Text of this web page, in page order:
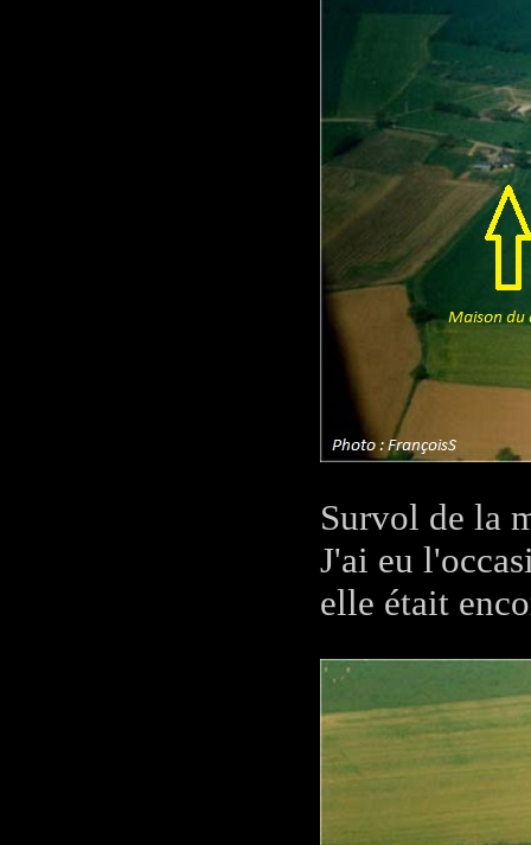
Survol de la
J'ai eu
elle était